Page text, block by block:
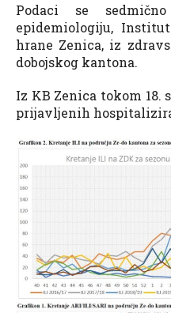
Podaci se
epidemiologiju,
hrane Zenica, iz
dobojskog kantona.
Iz KB Zenica tokom 18.
prijavljenih